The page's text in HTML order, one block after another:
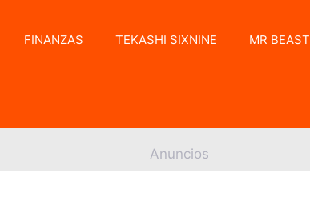
FINANZAS TEKASHI SIXNINE MR BEAST
Anuncios